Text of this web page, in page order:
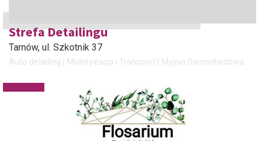
Strefa Detailingu
Tarnów, ul. Szkotnik 37
Auto detailing Motoryzacja i Transport Myjnia Samochodowa